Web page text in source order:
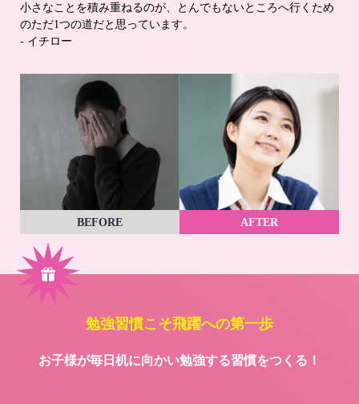
小さなことを積み重ねるのが、とんでもないところへ行くため
のただ1つの道だと思っています。
- イチロー
BEFORE AFTER
勉強習慣こそ飛躍への第一歩
お子様が毎日机に向かい勉強する習慣をつくる！